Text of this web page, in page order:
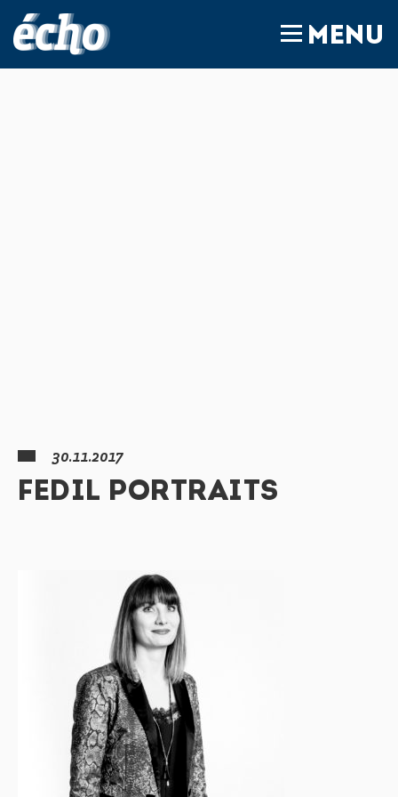
MENU
30.11.2017
FEDIL PORTRAITS